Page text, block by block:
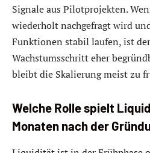
Signale aus Pilotprojekten.
wiederholt nachgefragt wird
Funktionen stabil laufen, ist
Wachstumsschritt eher
bleibt die Skalierung meist zu
Welche Rolle spielt
Monaten nach der